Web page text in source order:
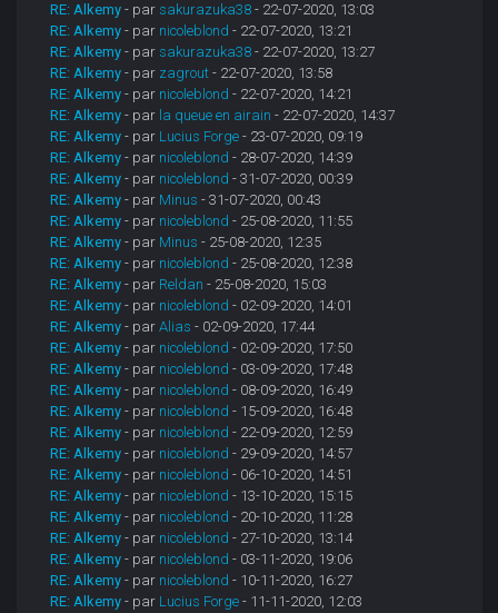
RE: Alkemy - par sakurazuka38 - 22-07-2020, 13:03
RE: Alkemy - par nicoleblond - 22-07-2020, 13:21
RE: Alkemy - par sakurazuka38 - 22-07-2020, 13:27
RE: Alkemy - par zagrout - 22-07-2020, 13:58
RE: Alkemy - par nicoleblond - 22-07-2020, 14:21
RE: Alkemy - par la queue en airain - 22-07-2020, 14:37
RE: Alkemy - par Lucius Forge - 23-07-2020, 09:19
RE: Alkemy - par nicoleblond - 28-07-2020, 14:39
RE: Alkemy - par nicoleblond - 31-07-2020, 00:39
RE: Alkemy - par Minus - 31-07-2020, 00:43
RE: Alkemy - par nicoleblond - 25-08-2020, 11:55
RE: Alkemy - par Minus - 25-08-2020, 12:35
RE: Alkemy - par nicoleblond - 25-08-2020, 12:38
RE: Alkemy - par Reldan - 25-08-2020, 15:03
RE: Alkemy - par nicoleblond - 02-09-2020, 14:01
RE: Alkemy - parAlias - 02-09-2020, 17:44
RE: Alkemy - par nicoleblond - 02-09-2020, 17:50
RE: Alkemy - par nicoleblond - 03-09-2020, 17:48
RE: Alkemy - par nicoleblond - 08-09-2020, 16:49
RE: Alkemy - par nicoleblond - 15-09-2020, 16:48
RE: Alkemy - par nicoleblond - 22-09-2020, 12:59
RE: Alkemy - par nicoleblond - 29-09-2020, 14:57
RE: Alkemy - par nicoleblond - 06-10-2020, 14:51
RE: Alkemy - par nicoleblond - 13-10-2020, 15:15
RE: Alkemy - par nicoleblond - 20-10-2020, 11:28
RE: Alkemy - par nicoleblond - 27-10-2020, 13:14
RE: Alkemy - par nicoleblond - 03-11-2020, 19:06
RE: Alkemy - par nicoleblond - 10-11-2020, 16:27
RE: Alkemy - par Lucius Forge - 11-11-2020, 12:03